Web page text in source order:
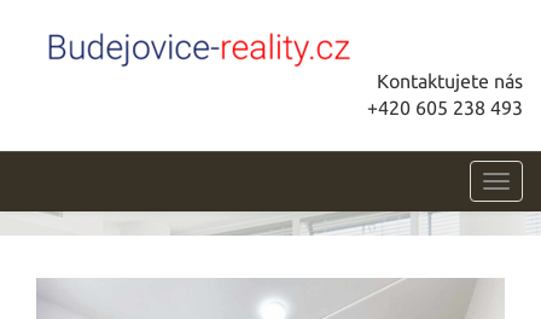
Kontaktujete nás
+420 605 238 493